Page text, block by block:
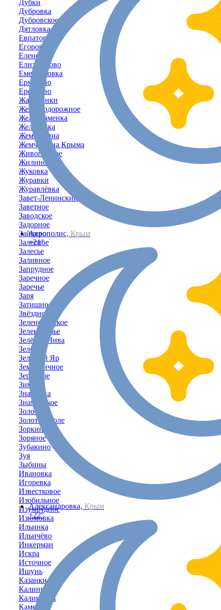
Акрополис, Крым
+21°
Александровка, Крым
+22°
Дубки
Дубровка
Дубровское
Дятловка
Евпатория
Егорово
Еленовка
Елизаветово
Емельяновка
Ермаково
Ерофеево
Жаворонки
Железнодорожное
Желтокаменка
Желябовка
Жемчужина
Жемчужина Крыма
Живописное
Жилино
Жуковка
Журавки
Журавлёвка
Завет-Ленинский
Заветное
Заводское
Задорное
Зайцево
Залесное
Залесье
Заливное
Запрудное
Заречное
Заречье
Заря
Затишное
Звёздное
Зеленогорское
Зеленогорье
Зелёная Нива
Зелёное
Зелёный Яр
Земляничное
Зерновое
Зимино
Знаменка
Знаменское
Золотое
Золотое Поле
Зоркино
Зоряное
Зубакино
Зуя
Зыбины
Ивановка
Игоревка
Известковое
Изобильное
Изумрудное
Изюмовка
Ильинка
Ильичёво
Инкерман
Искра
Источное
Ишунь
Казанки
Калинино
Калиновка
Каменка